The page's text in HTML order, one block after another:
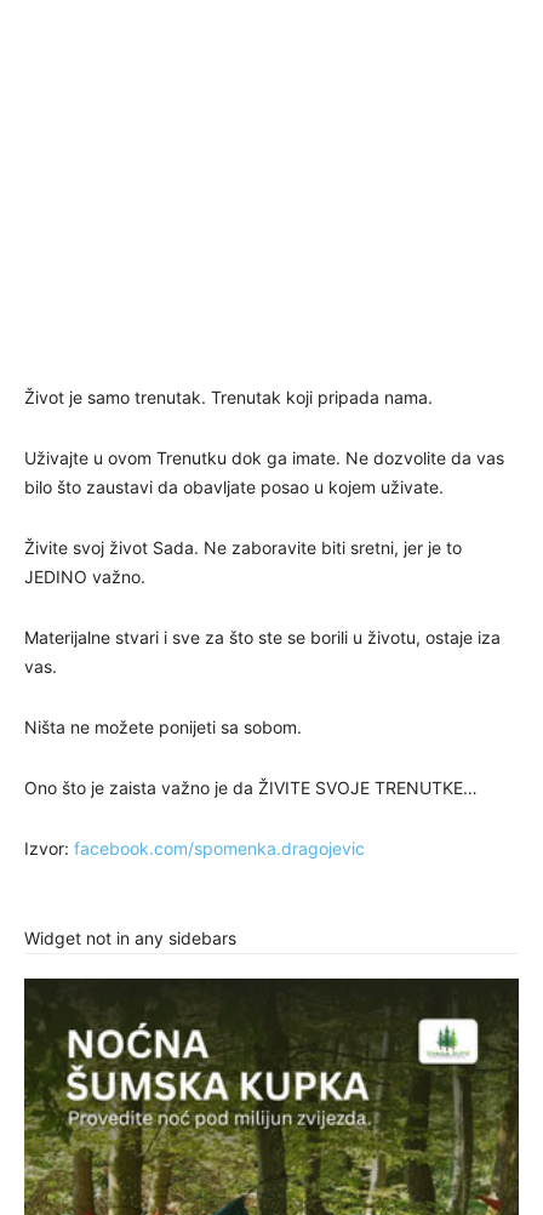
Život je samo trenutak. Trenutak koji pripada nama.
Uživajte u ovom Trenutku dok ga imate. Ne dozvolite da vas
bilo što zaustavi da obavljate posao u kojem uživate.
Živite svoj život Sada. Ne zaboravite biti sretni, jer je to
JEDINO važno.
Materijalne stvari i sve za što ste se borili u životu, ostaje iza
vas.
Ništa ne možete ponijeti sa sobom.
Ono što je zaista važno je da ŽIVITE SVOJE TRENUTKE…
Izvor: facebook.com/spomenka.dragojevic
Widget not in any sidebars